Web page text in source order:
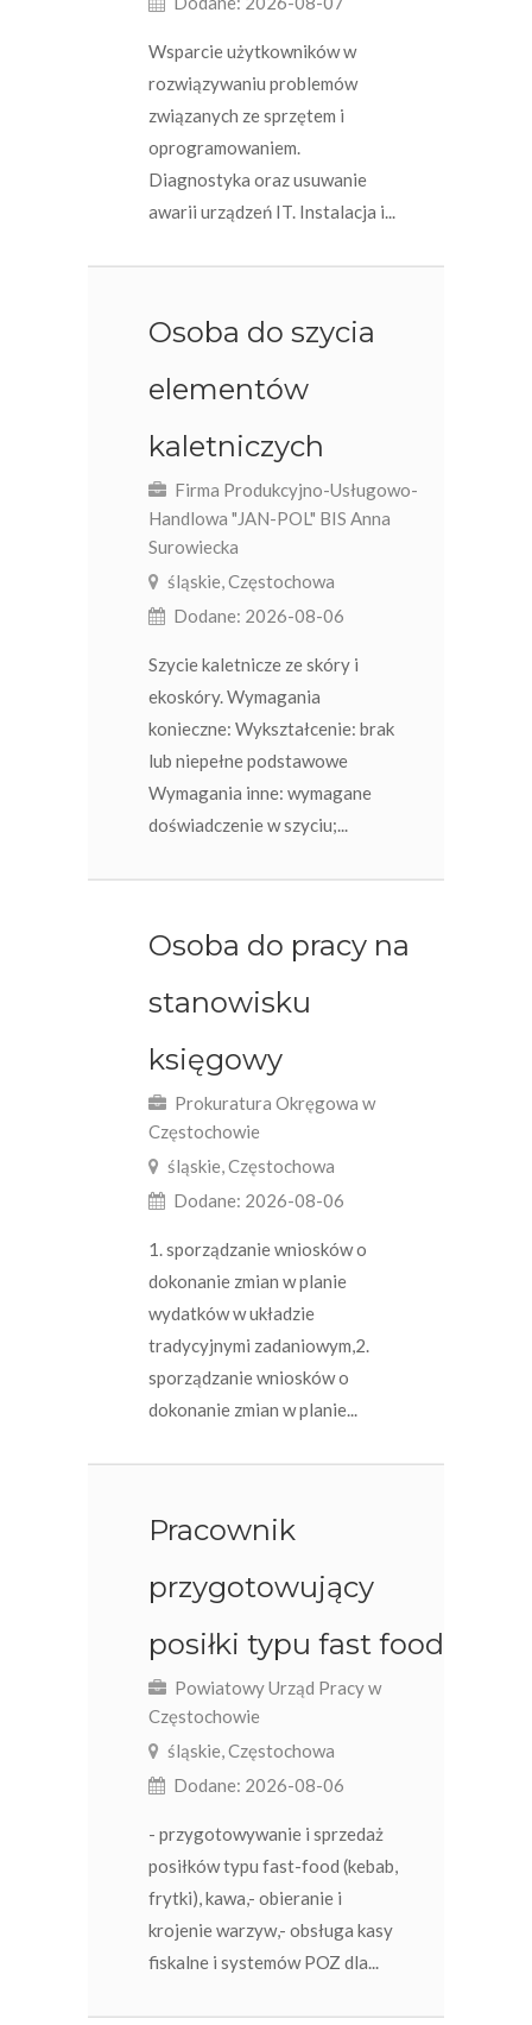
Wsparcie użytkowników w
rozwiązywaniu problemów
związanych ze sprzętem i
oprogramowaniem.
Diagnostyka oraz usuwanie
awarii urządzeń IT. Instalacja i...
Osoba do szycia
elementów
kaletniczych
Firma Produkcyjno-Usługowo-
Handlowa "JAN-POL" BIS Anna
Surowiecka
śląskie, Częstochowa
Dodane: 2026-08-06
Szycie kaletnicze ze skóry i
ekoskóry. Wymagania
konieczne: Wykształcenie: brak
lub niepełne podstawowe
Wymagania inne: wymagane
doświadczenie w szyciu;...
Osoba do pracy na
stanowisku
księgowy
Prokuratura Okręgowa w
Częstochowie
śląskie, Częstochowa
Dodane: 2026-08-06
1. sporządzanie wniosków o
dokonanie zmian w planie
wydatków w układzie
tradycyjnymi zadaniowym,2.
sporządzanie wniosków o
dokonanie zmian w planie...
Pracownik
przygotowujący
posiłki typu fast food
Powiatowy Urząd Pracy w
Częstochowie
śląskie, Częstochowa
Dodane: 2026-08-06
- przygotowywanie i sprzedaż
posiłków typu fast-food (kebab,
frytki), kawa,- obieranie i
krojenie warzyw,- obsługa kasy
fiskalne i systemów POZ dla...